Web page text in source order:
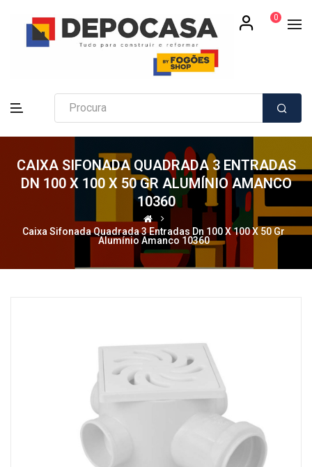
0
CAIXA SIFONADA QUADRADA 3 ENTRADAS
DN 100 X 100 X 50 GR ALUMÍNIO AMANCO
10360
Caixa Sifonada Quadrada 3 Entradas Dn 100 X 100 X 50 Gr
Alumínio Amanco 10360